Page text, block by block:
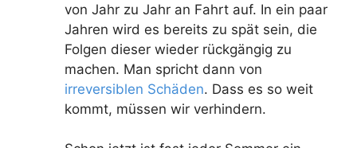
von Jahr zu Jahr an Fahrt auf. In ein paar
Jahren wird es bereits zu spät sein, die
Folgen dieser wieder rückgängig zu
machen. Man spricht dann von
irreversiblen Schäden. Dass es so weit
kommt, müssen wir verhindern.